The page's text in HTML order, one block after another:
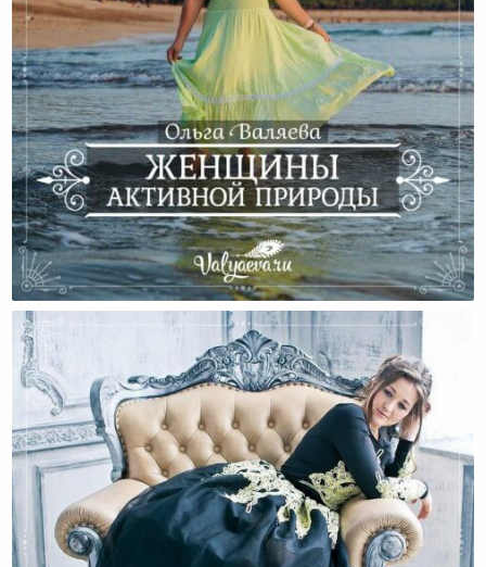
Женщины Активной Природы